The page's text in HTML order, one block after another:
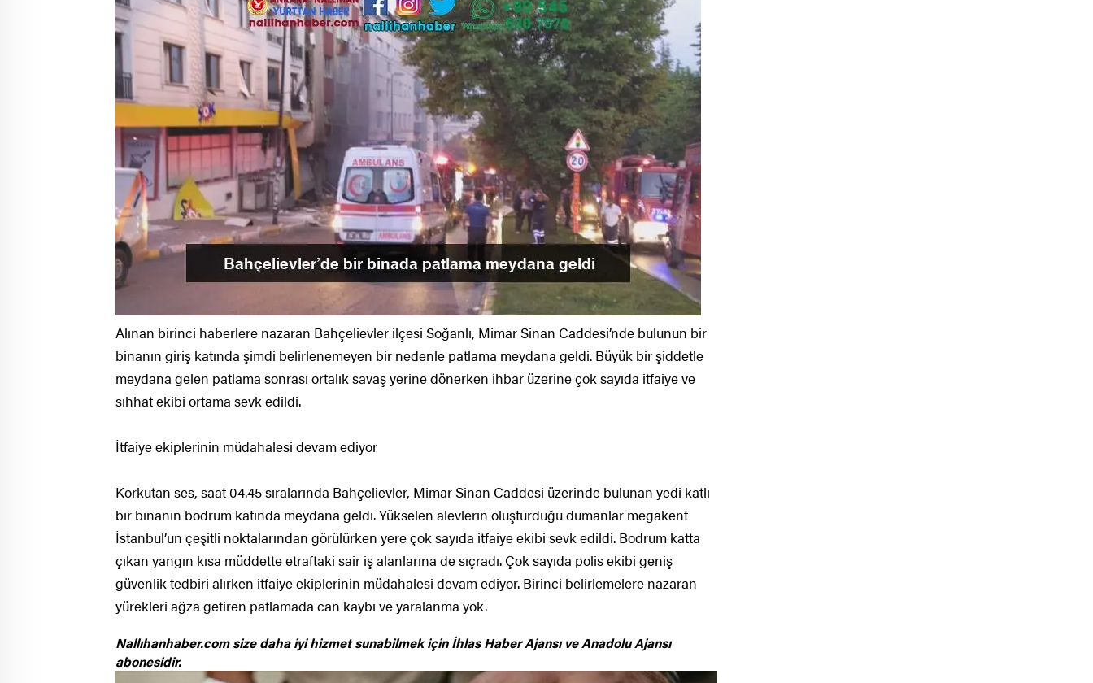
Alınan birinci haberlere nazaran Bahçelievler ilçesi Soğanlı, Mimar Sinan Caddesi’nde bulunun bir
binanın giriş katında şimdi belirlenemeyen bir nedenle patlama meydana geldi. Büyük bir şiddetle
meydana gelen patlama sonrası ortalık savaş yerine dönerken ihbar üzerine çok sayıda itfaiye ve
sıhhat ekibi ortama sevk edildi.
İtfaiye ekiplerinin müdahalesi devam ediyor
Korkutan ses, saat 04.45 sıralarında Bahçelievler, Mimar Sinan Caddesi üzerinde bulunan yedi katlı
bir binanın bodrum katında meydana geldi. Yükselen alevlerin oluşturduğu dumanlar megakent
İstanbul’un çeşitli noktalarından görülürken yere çok sayıda itfaiye ekibi sevk edildi. Bodrum katta
çıkan yangın kısa müddette etraftaki sair iş alanlarına de sıçradı. Çok sayıda polis ekibi geniş
güvenlik tedbiri alırken itfaiye ekiplerinin müdahalesi devam ediyor. Birinci belirlemelere nazaran
yürekleri ağza getiren patlamada can kaybı ve yaralanma yok.
Nallıhanhaber.com size daha iyi hizmet sunabilmek için İhlas Haber Ajansı ve Anadolu Ajansı
abonesidir.